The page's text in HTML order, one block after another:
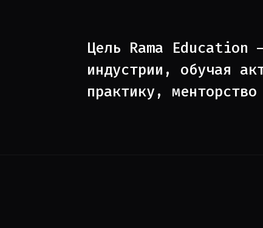
Цель Rama Education
индустрии, обучая
практику,